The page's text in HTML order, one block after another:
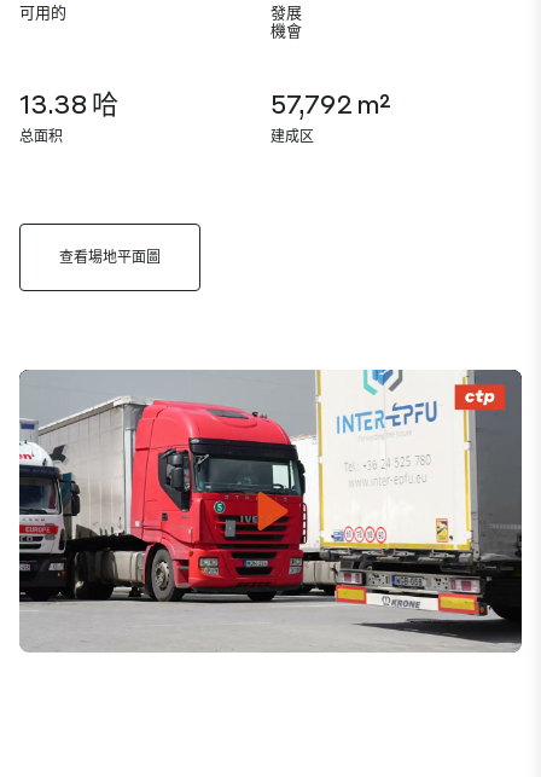
可用的
發展
機會
13.38 哈
总面积
57,792 m²
建成区
查看場地平面圖
Mute Settings
Play